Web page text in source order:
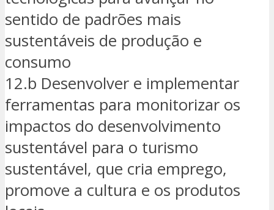
sentido de padrões mais
sustentáveis de produção e
consumo
12.b Desenvolver e implementar
ferramentas para monitorizar os
impactos do desenvolvimento
sustentável para o turismo
sustentável, que cria emprego,
promove a cultura e os produtos